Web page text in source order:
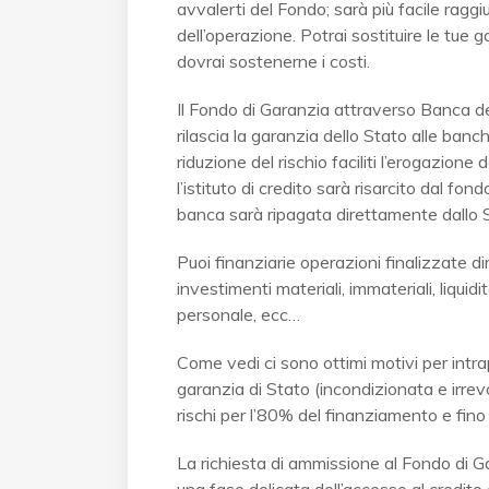
avvalerti del Fondo; sarà più facile
dell’operazione. Potrai sostituire le tue
dovrai sostenerne i costi.
Il Fondo di Garanzia attraverso Banca
rilascia la garanzia dello Stato alle
riduzione del rischio faciliti
l’istituto di credito sarà risarcito dal
banca sarà ripagata direttamente dallo
Puoi finanziarie operazioni finalizzate
investimenti materiali, immateriali,
personale, ecc…
Come vedi ci sono ottimi motivi per
garanzia di Stato (incondizionata e
rischi per l’80% del finanziamento e
La richiesta di ammissione al Fondo di